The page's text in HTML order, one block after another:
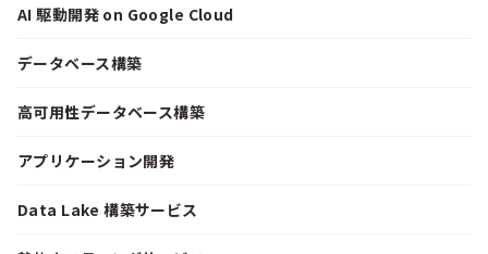
AI 駆動開発 on Google Cloud
データベース構築
高可用性データベース構築
アプリケーション開発
Data Lake 構築サービス